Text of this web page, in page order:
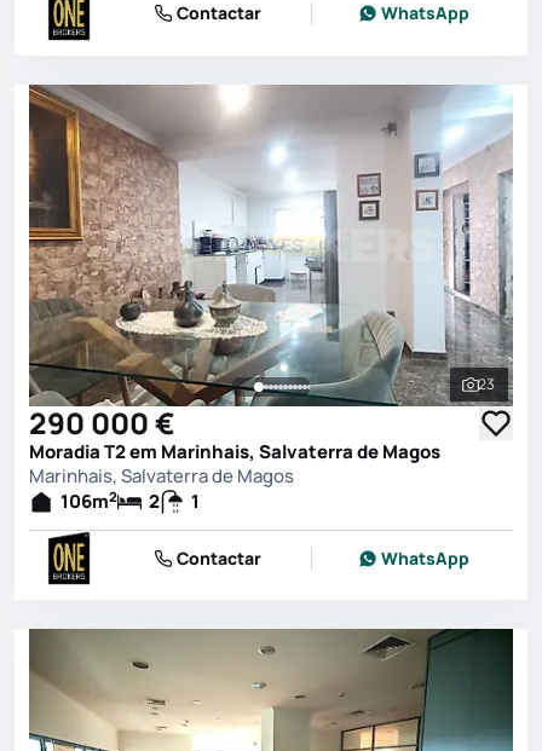
Contactar WhatsApp
Ver
23
290 000 €
Moradia T2 em Marinhais, Salvaterra de Magos
Marinhais, Salvaterra de Magos
106m2 2 1
Contactar WhatsApp